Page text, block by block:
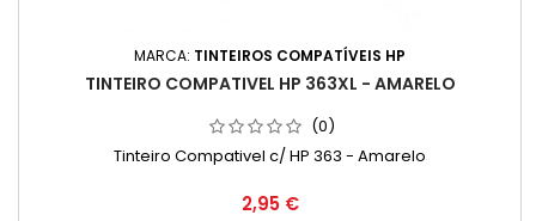
MARCA: TINTEIROS COMPATÍVEIS HP
TINTEIRO COMPATIVEL HP 363XL - AMARELO
(0)
Tinteiro Compativel c/ HP 363 - Amarelo
Preço
2,95 €